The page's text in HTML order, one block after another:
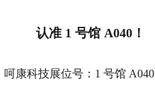
认准1 号馆 A040 ！
呵康科技展位号： 1 号馆 A040